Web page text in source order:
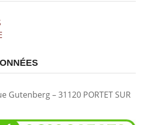
Gutenberg – 31120 PORTET SUR